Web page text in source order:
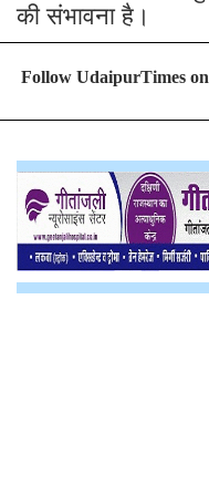
की संभावना है।
Follow UdaipurTimes on